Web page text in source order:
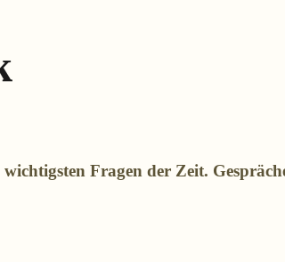
Fragen der Zeit.